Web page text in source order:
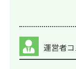
運営者